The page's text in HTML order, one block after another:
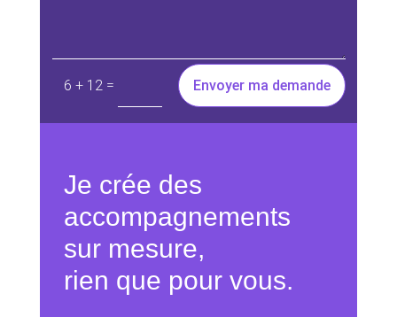
6 + 12 = Envoyer ma demande
Je crée des
accompagnements
sur mesure,
rien que pour vous.